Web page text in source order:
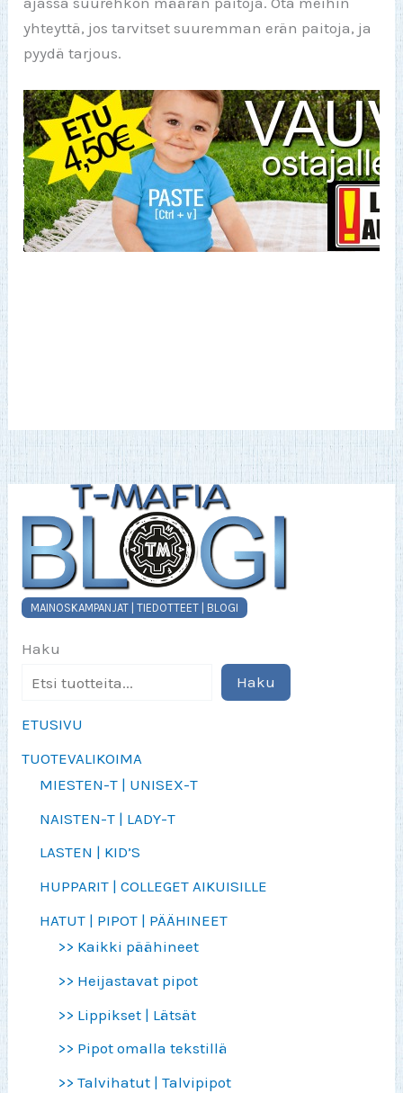
MAINOSKAMPANJAT | TIEDOTTEET | BLOGI
Haku
Haku
ETUSIVU
TUOTEVALIKOIMA
MIESTEN-T | UNISEX-T
NAISTEN-T | LADY-T
LASTEN | KID’S
HUPPARIT | COLLEGET AIKUISILLE
HATUT | PIPOT | PÄÄHINEET
>> Kaikki päähineet
>> Heijastavat pipot
>> Lippikset | Lätsät
>> Pipot omalla tekstillä
>> Talvihatut | Talvipipot
yhteyttä, jos tarvitset suuremman erän paitoja, ja
pyydä tarjous.